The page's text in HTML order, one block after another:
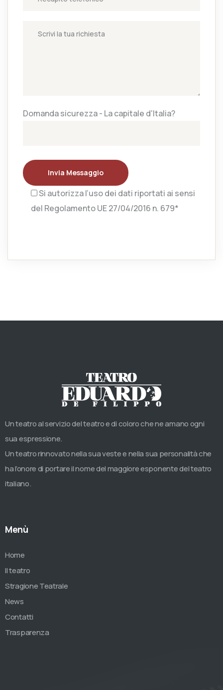
Domanda sicurezza - La capitale d'Italia?
Invia Messaggio
Si autorizza l’uso dei dati riportati ai sensi
del Regolamento UE 27/04/2016 n. 679*
Un teatro al servizio del teatro e di coloro che ne amano ogni
sua espressione.
Un teatro rinnovato nella sua veste e nella sua personalità che
ha l’onore di portare il nome del maggiore esponente del teatro
italiano.
Menù
Home
Il teatro
Stragione Teatrale
News
Contatti
Trasparenza